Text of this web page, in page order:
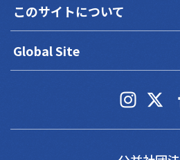
このサイトについて
Global Site